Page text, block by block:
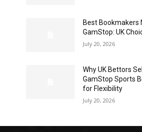
Best Bookmakers
GamStop: UK
July 20, 2026
Why UK Bettors
GamStop Sports
for Flexibility
July 20, 2026